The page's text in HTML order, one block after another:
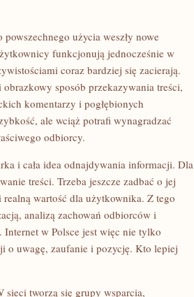
użycia weszły nowe
funkcjonują jednocześnie w
coraz bardziej się zacierają.
sposób przekazywania treści,
komentarzy i pogłębionych
ale wciąż potrafi wynagradzać
odbiorcy.
i cała idea odnajdywania informacji. Dla
treści. Trzeba jeszcze zadbać o jej
wartość dla użytkownika. Z tego
analizą zachowań odbiorców i
w Polsce jest więc nie tylko
o uwagę, zaufanie i pozycję. Kto lepiej
sieci tworzą się grupy wsparcia,